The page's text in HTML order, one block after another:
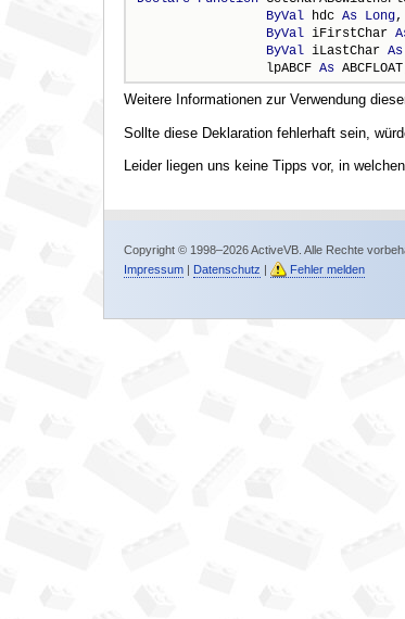
ByVal hdc As Long,
ByVal iFirstChar
ByVal iLastChar As
                 lpABCF
As
Weitere Informationen zur Verwendung
Sollte diese Deklaration fehlerhaft sein,
Leider liegen uns keine Tipps vor, in
Copyright © 1998–2026 ActiveVB. Alle Rechte
Impressum| Datenschutz Fehler melden